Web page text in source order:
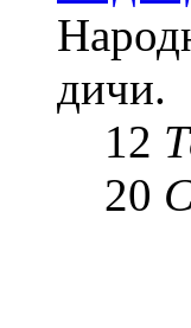
дичи.
12
20